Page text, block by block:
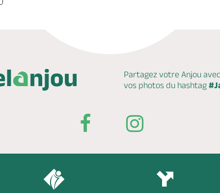
Partagez votre Anjou
vos photos du hashtag